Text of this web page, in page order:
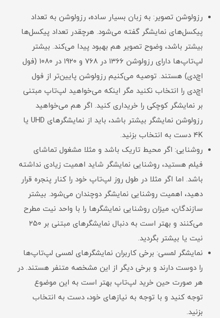
رزولوشن تصویر: به زبان بسیار ساده، رزولوشن به تعداد
پیکسل‌های نمایشگر گفته می‌شود. هرچقدر تعداد پیکسل‌ها
بیشتر باشد، وضوح تصویر هم بهبود پیدا می‌کند. بیشتر
لپ‌تاپ‌ها دارای رزولوشن ۱۳۶۶ در ۷۶۸ و ۱۹۲۰ در ۱۰۸۰ (فول
اچ‌دی) هستند. توصیه می‌کنیم رزولوشن پایین‌تر از فول
اچ‌دی را انتخاب نکنید مگر اینکه می‌خواهید لپ‌تاپ مبتنی
بر نمایشگر کوچکی را خریداری کنید. اگر هم می‌خواهید
رزولوشن نمایشگر بیشتر باشد، باید از نمایشگرهای UHD یا
۴K دست به انتخاب بزنید.
روشنایی: اگر محیط تاریک باشد و مثلا مشغول تماشای
فیلم هستید، روشنایی نمایشگر شاید اهمیت زیادی نداشته
باشد. اما اگر مثلا در طول روز لپ‌تاپ خود را کنار پنجره قرار
دهید، اهمیت روشنایی نمایشگر دوچندان می‌شود. بیشتر
سازندگان، میزان روشنایی نمایشگرها را با واحد نیت مطرح
می‌کنند و بهتر است به دنبال نمایشگرهای مبتنی بر ۲۵۰
نیت یا بیشتر بگردید.
نمایشگر لمسی: برخی کاربران نمایشگرهای لمسی لپ‌تاپ‌ها
را دوست دارند و برخی دیگر از این مشخصه متنفر هستند. در
هر صورت حین خرید لپ‌تاپ بهتر است به این موضوع
توجه کنید و با توجه به نیازهای خود، دست به انتخاب
بزنید.